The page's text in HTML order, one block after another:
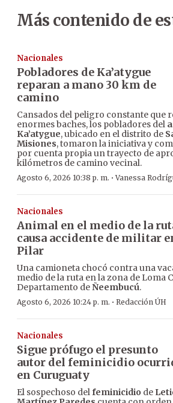
Más contenido de
Nacionales
Pobladores de Ka’atygue
reparan a mano 30 km de
camino
Cansados del peligro constante que
enormes baches, los pobladores del
Ka’atygue, ubicado en el distrito de
Misiones, tomaron la iniciativa y
por cuenta propia un trayecto de
kilómetros de camino vecinal.
Agosto 6, 2026 10:38 p. m. ·Vanessa
Nacionales
Animal en el medio de la
causa accidente de militar
Pilar
Una camioneta chocó contra una
medio de la ruta en la zona de Loma
Departamento deÑeembucú.
Agosto 6, 2026 10:24 p. m. · Redacción ÚH
Nacionales
Sigue prófugo el presunto
autor del feminicidio
en Curuguaty
El sospechoso delfeminicidio de